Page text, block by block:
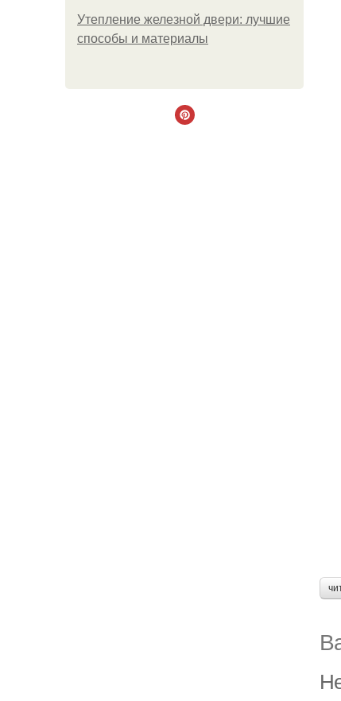
Утепление железной двери: лучшие
способы и материалы